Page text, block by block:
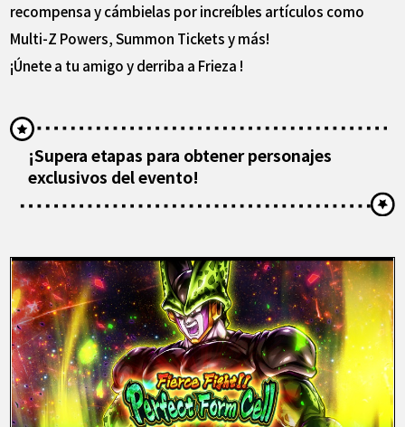
recompensa y cámbielas por increíbles artículos como
Multi-Z Powers, Summon Tickets y más!
¡Únete a tu amigo y derriba a Frieza !
¡Supera etapas para obtener personajes
exclusivos del evento!